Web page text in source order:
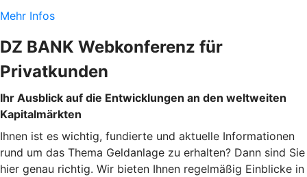
Mehr Infos
DZ BANK Webkonferenz für
Privatkunden
Ihr Ausblick auf die Entwicklungen an den weltweiten
Kapitalmärkten
Ihnen ist es wichtig, fundierte und aktuelle Informationen
rund um das Thema Geldanlage zu erhalten? Dann sind Sie
hier genau richtig. Wir bieten Ihnen regelmäßig Einblicke in